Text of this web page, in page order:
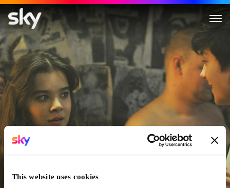
This website uses cookies
Ten Thousand Saints